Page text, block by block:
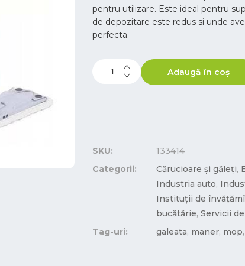
pentru utilizare. Este ideal pentru
de depozitare este redus si unde
perfecta.
Adaugă în coș
SKU:
133414
Categorii:
Cărucioare și găleți,
Industria auto,
Instituții de
bucătărie,Servicii
Tag-uri:
galeata, maner, mop